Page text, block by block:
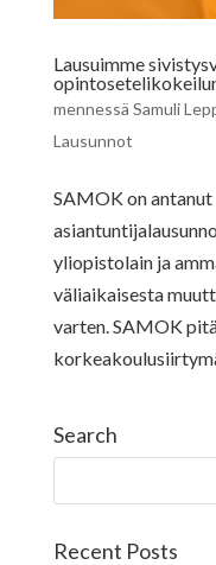
Lausuimme
mennessä Samuli
Lausunnot
SAMOK on
yliopistolain ja
väliaikaisesta
varten. SAMOK
Search
Recent Posts